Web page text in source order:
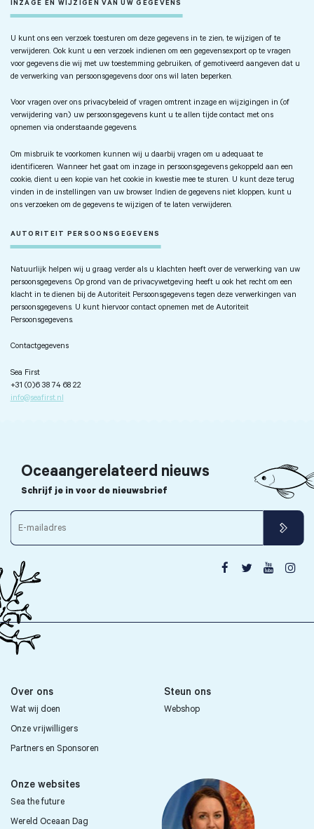
INZAGE EN WIJZIGEN VAN UW GEGEVENS
U kunt ons een verzoek toesturen om deze gegevens in te zien, te wijzigen of te
verwijderen. Ook kunt u een verzoek indienen om een gegevensexport op te vragen
voor gegevens die wij met uw toestemming gebruiken, of gemotiveerd aangeven dat u
de verwerking van persoonsgegevens door ons wil laten beperken.
Voor vragen over ons privacybeleid of vragen omtrent inzage en wijzigingen in (of
verwijdering van) uw persoonsgegevens kunt u te allen tijde contact met ons
opnemen via onderstaande gegevens.
Om misbruik te voorkomen kunnen wij u daarbij vragen om u adequaat te
identificeren. Wanneer het gaat om inzage in persoonsgegevens gekoppeld aan een
cookie, dient u een kopie van het cookie in kwestie mee te sturen. U kunt deze terug
vinden in de instellingen van uw browser. Indien de gegevens niet kloppen, kunt u
ons verzoeken om de gegevens te wijzigen of te laten verwijderen.
AUTORITEIT PERSOONSGEGEVENS
Natuurlijk helpen wij u graag verder als u klachten heeft over de verwerking van uw
persoonsgegevens. Op grond van de privacywetgeving heeft u ook het recht om een
klacht in te dienen bij de Autoriteit Persoonsgegevens tegen deze verwerkingen van
persoonsgegevens. U kunt hiervoor contact opnemen met de Autoriteit
Persoonsgegevens.
Contactgegevens
Sea First
+31 (0)6 38 74 68 22
info@seafirst.nl
Oceaangerelateerd nieuws
Schrijf je in voor de nieuwsbrief
   
Over ons
Wat wij doen
Onze vrijwilligers
Partners en Sponsoren
Steun ons
Webshop
Onze websites
Sea the future
Wereld Oceaan Dag